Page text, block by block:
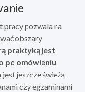
pracy pozwala na
obszary
praktyką jest
po omówieniu
jest jeszcze świeża.
czy egzaminami